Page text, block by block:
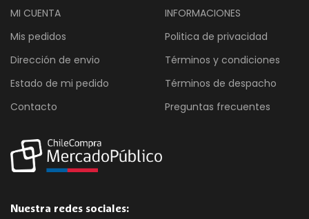
MI CUENTA
Mis pedidos
Dirección de envio
Estado de mi pedido
Contacto
INFORMACIONES
Politica de privacidad
Términos y condiciones
Términos de despacho
Preguntas frecuentes
Nuestra redes sociales: